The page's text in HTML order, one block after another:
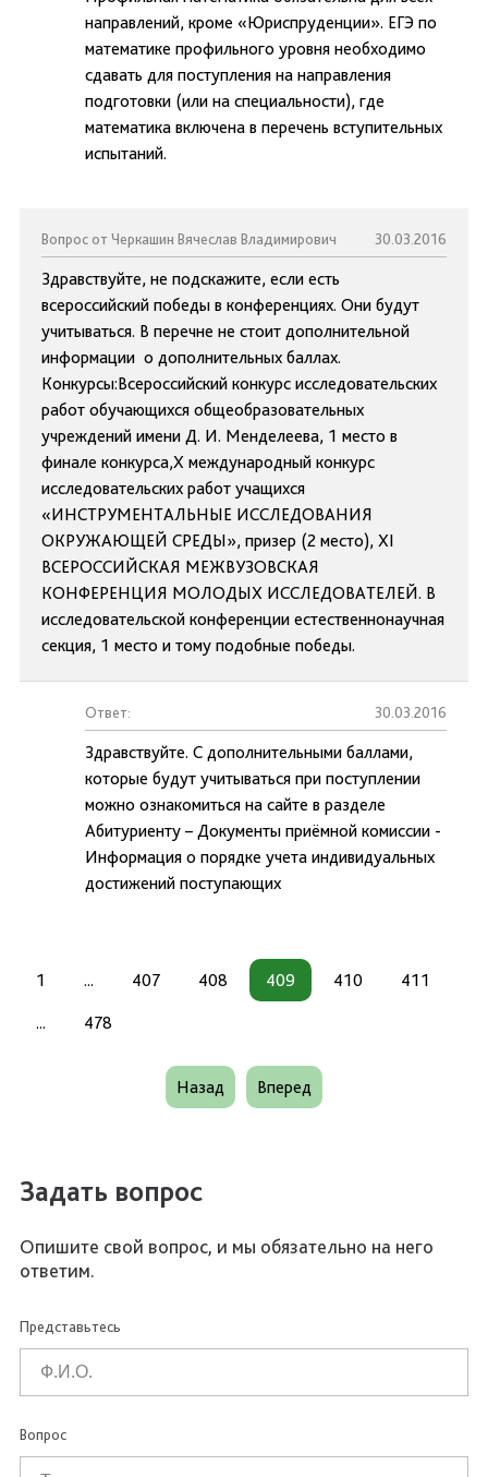
направлений, кроме «Юриспруденции». ЕГЭ по
математике профильного уровня необходимо
сдавать для поступления на направления
подготовки (или на специальности), где
математика включена в перечень вступительных
испытаний.
Вопрос от Черкашин Вячеслав Владимирович 30.03.2016
Здравствуйте, не подскажите, если есть
всероссийский победы в конференциях. Они будут
учитываться. В перечне не стоит дополнительной
информации о дополнительных баллах.
Конкурсы:Всероссийский конкурс исследовательских
работ обучающихся общеобразовательных
учреждений имени Д. И. Менделеева, 1 место в
финале конкурса,Х международный конкурс
исследовательских работ учащихся
«ИНСТРУМЕНТАЛЬНЫЕ ИССЛЕДОВАНИЯ
ОКРУЖАЮЩЕЙ СРЕДЫ», призер (2 место), ХI
ВСЕРОССИЙСКАЯ МЕЖВУЗОВСКАЯ
КОНФЕРЕНЦИЯ МОЛОДЫХ ИССЛЕДОВАТЕЛЕЙ. В
исследовательской конференции естественнонаучная
секция, 1 место и тому подобные победы.
Ответ: 30.03.2016
Здравствуйте. С дополнительными баллами,
которые будут учитываться при поступлении
можно ознакомиться на сайте в разделе
Абитуриенту – Документы приёмной комиссии -
Информация о порядке учета индивидуальных
достижений поступающих
1 ... 407 408 409 410 411
... 478
Назад Вперед
Задать вопрос
Опишите свой вопрос, и мы обязательно на него
ответим.
Представьтесь
Вопрос